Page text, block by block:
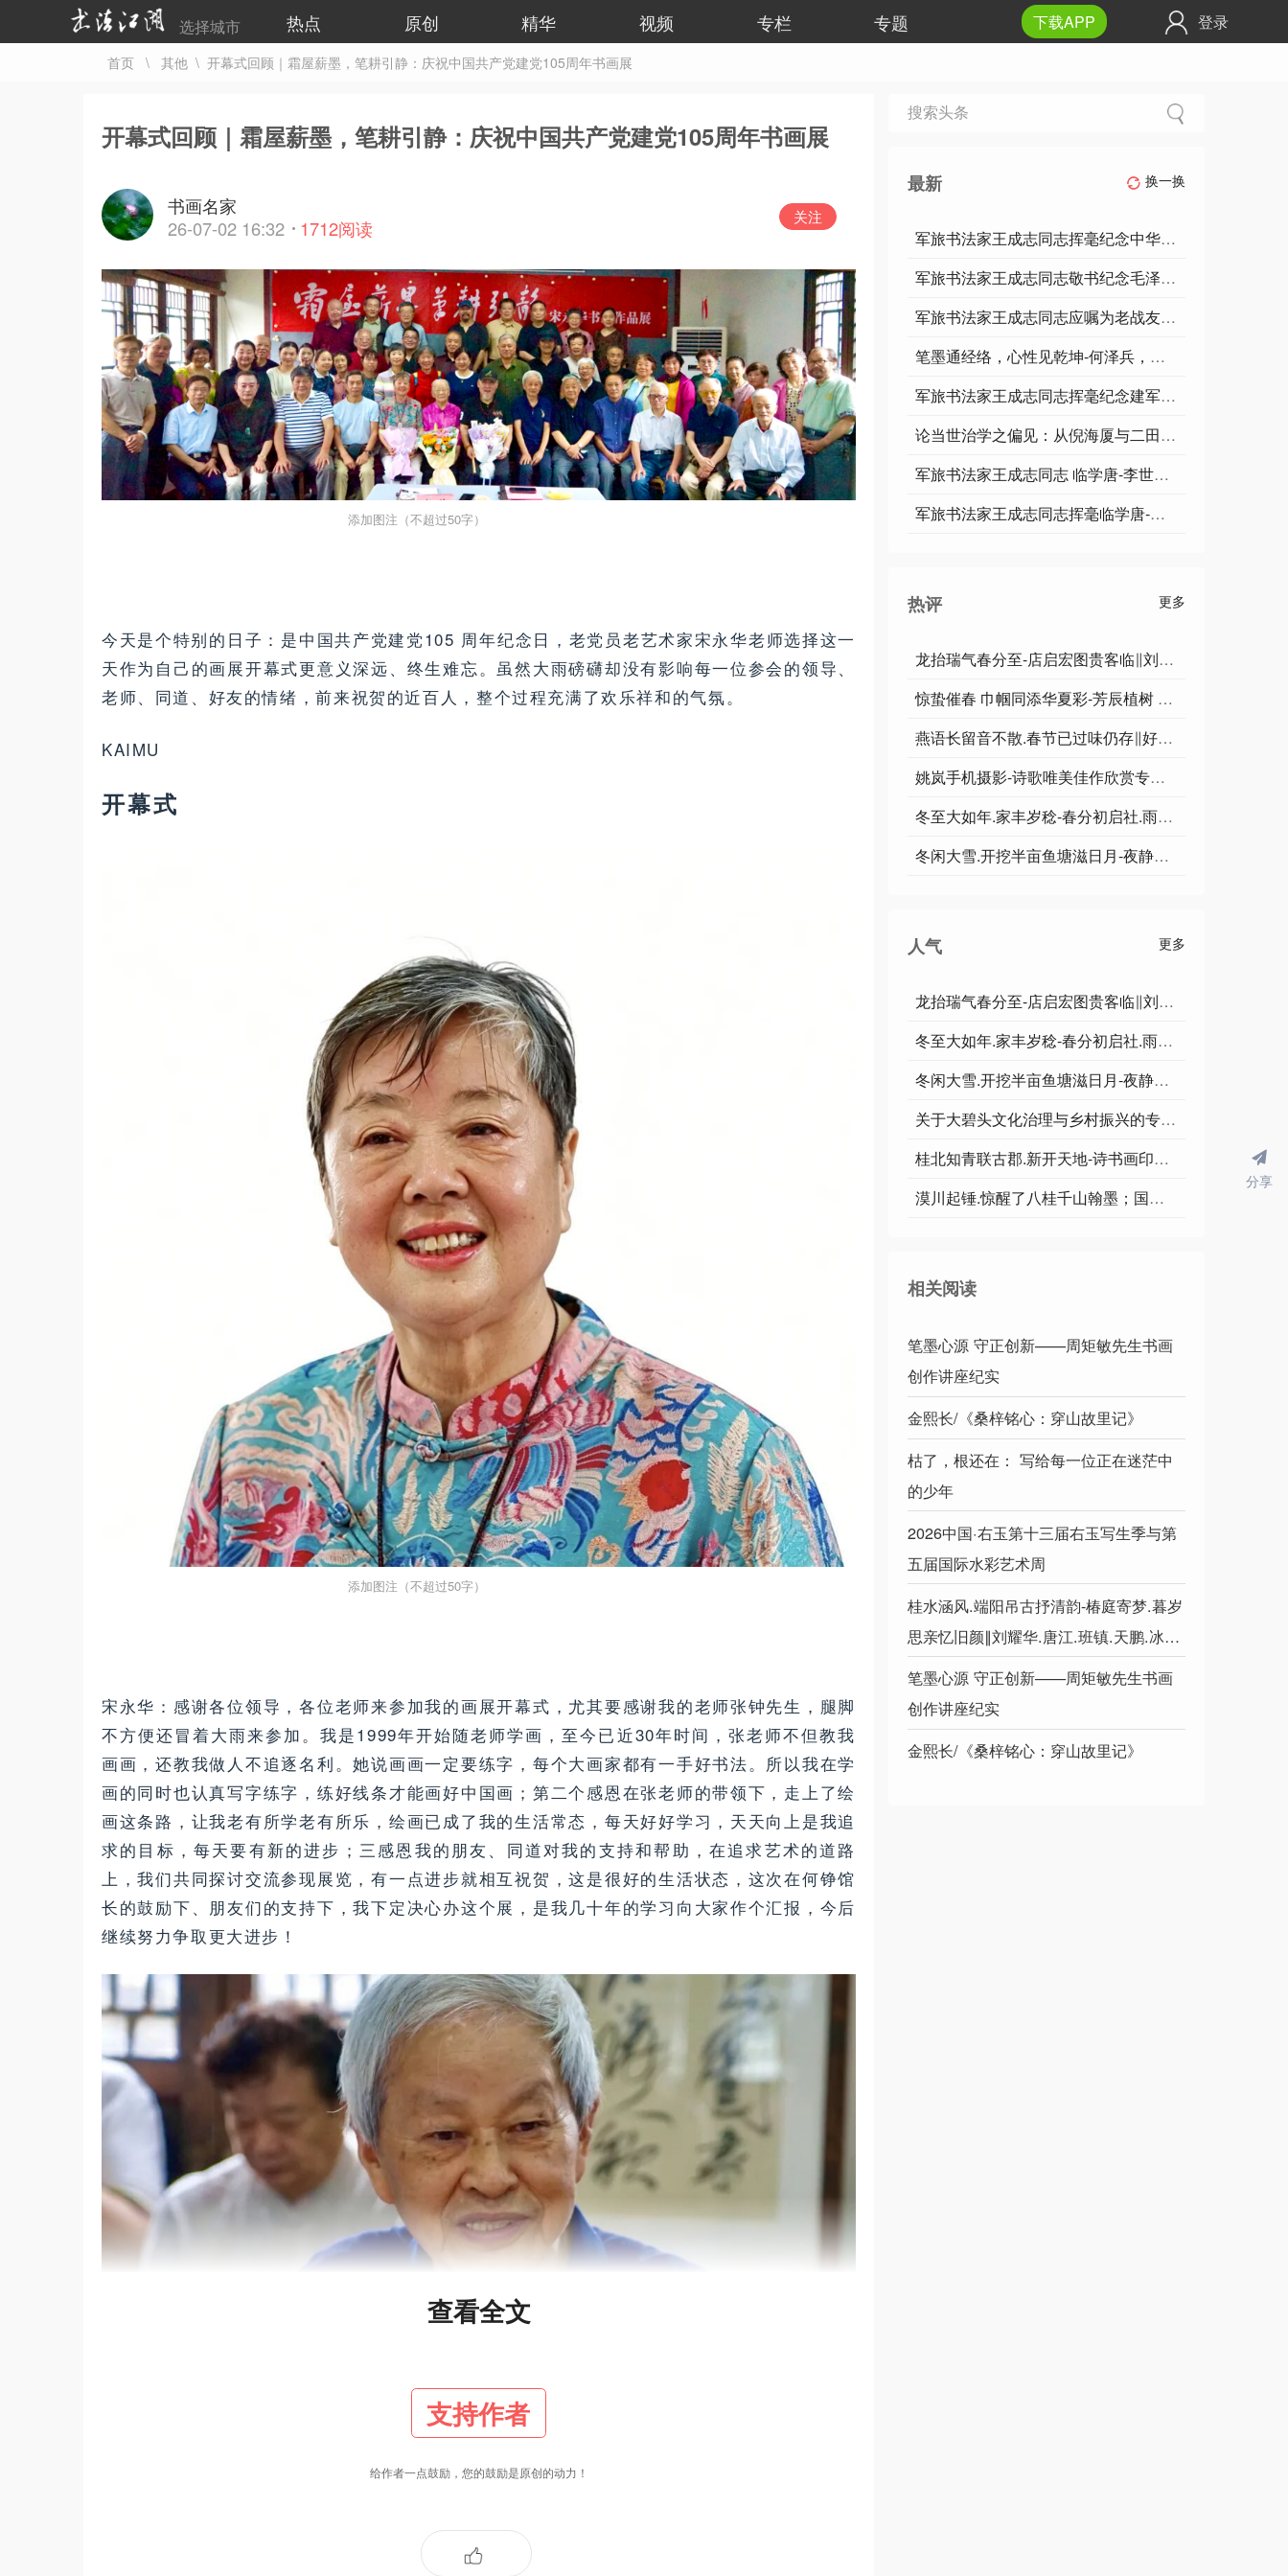
选择城市 登录
热点 原创 精华 视频 专栏 专题 下载APP
首页 \ 其他 \ 开幕式回顾｜霜屋薪墨，笔耕引静：庆祝中国共产党建党105周年书画展
开幕式回顾｜霜屋薪墨，笔耕引静：庆祝中国共产党建党105周年书画展
书画名家
26-07-02 16:32
1712阅读 关注
今天是个特别的日子：是中国共产党建党105 周年纪念日，老党员老艺术家宋永华老师选择这一
天作为自己的画展开幕式更意义深远、终生难忘。虽然大雨磅礴却没有影响每一位参会的领导、
老师、同道、好友的情绪，前来祝贺的近百人，整个过程充满了欢乐祥和的气氛。
KAIMU
开幕式
宋永华：感谢各位领导，各位老师来参加我的画展开幕式，尤其要感谢我的老师张钟先生，腿脚
不方便还冒着大雨来参加。我是1999年开始随老师学画，至今已近30年时间，张老师不但教我
画画，还教我做人不追逐名利。她说画画一定要练字，每个大画家都有一手好书法。所以我在学
画的同时也认真写字练字，练好线条才能画好中国画；第二个感恩在张老师的带领下，走上了绘
画这条路，让我老有所学老有所乐，绘画已成了我的生活常态，每天好好学习，天天向上是我追
求的目标，每天要有新的进步；三感恩我的朋友、同道对我的支持和帮助，在追求艺术的道路
上，我们共同探讨交流参现展览，有一点进步就相互祝贺，这是很好的生活状态，这次在何铮馆
长的鼓励下、朋友们的支持下，我下定决心办这个展，是我几十年的学习向大家作个汇报，今后
继续努力争取更大进步！
查看全文
支持作者
给作者一点鼓励，您的鼓励是原创的动力！
最新 换一换
军旅书法家王成志同志挥毫纪念中华民族传统二十四节气【立秋】 今日立秋节气。立秋是二十四节气中的第13个节气，也是秋季的第一个节气‌，通常在公历
军旅书法家王成志同志敬书纪念毛泽东《七律·读（封建论）呈郭老》创作53周年【原文】劝君少骂秦始皇，焚坑事件要商量。祖龙魂死业犹在，孔学名高实秕糠。
军旅书法家王成志同志应嘱为老战友题写中华复兴国家富强民族振兴人民幸福军魂等书法作品军魂寂寥帐下谁谈兵，漫拭龙泉怅秋风。东海惊涛南沙梦，打磨狂飙边山情
笔墨通经络，心性见乾坤-何泽兵，以东方美术重构身心康养体系
军旅书法家王成志同志挥毫纪念建军九十九周年强军先锋 军歌嘹亮不忘初心 历史警钟 铁血军魂 热爱祖国军魂人民军队忠于党人民利益高于天人民军队忠于党
论当世治学之偏见：从倪海厦与二田的舆论冤案说起
军旅书法家王成志同志 临学唐-李世民[七绝]【原文】唐宫俊秀威名传，贞观盛世帝位显。励精图治守最难，泽被后世万民赞。
军旅书法家王成志同志挥毫临学唐-李世民《赐萧瑀》 ❤️唐太宗李世民不仅是著名的政治家、军事家，还是一位书法家和诗人。唐太宗开创了著名的贞观之治，
热评 更多
龙抬瑞气春分至-店启宏图贵客临∥刘耀华.唐江.班镇.莫天华.李昇寿.冯继斌.刘兴华.文志清.胡广英.牛在坤等佳作欣赏∥桂林都市漓江诗书画社微刊∥书法江湖100期
惊蛰催春 巾帼同添华夏彩-芳辰植树 山河共展画图新∥刘耀华.唐江.唐绍辉.冯继斌.班镇.莫天华.刘兵.徐金耀.刘兴华.毛美凤.聂桂生.牛在坤.李昇寿等佳作欣赏
燕语长留音不散.春节已过味仍存∥好诗好词趣文笑话精品书画影作献给您∥桂林都市漓江诗书画社微刊.书法江湖98期
姚岚手机摄影-诗歌唯美佳作欣赏专辑∥中国桂林都市漓江诗书画社∥书法江湖第90期
冬至大如年.家丰岁稔-春分初启社.雨顺风调∥刘耀华.唐江.班镇.莫天华.冯继斌.徐金耀.刘兵.刘兴华.聂桂生.牛在坤.李学民.赵凤海等佳作欣赏∥书法江湖88期
冬闲大雪.开挖半亩鱼塘滋日月-夜静清心.创作三张汉隶绣春秋∥刘耀华.覃远通.韦运雪.唐江.冯继斌.李昇寿.班镇.天鹏.刘兴华.聂桂生.牛在坤等佳作欣赏
人气 更多
龙抬瑞气春分至-店启宏图贵客临∥刘耀华.唐江.班镇.莫天华.李昇寿.冯继斌.刘兴华.文志清.胡广英.牛在坤等佳作欣赏∥桂林都市漓江诗书画社微刊∥书法江湖100期
冬至大如年.家丰岁稔-春分初启社.雨顺风调∥刘耀华.唐江.班镇.莫天华.冯继斌.徐金耀.刘兵.刘兴华.聂桂生.牛在坤.李学民.赵凤海等佳作欣赏∥书法江湖88期
冬闲大雪.开挖半亩鱼塘滋日月-夜静清心.创作三张汉隶绣春秋∥刘耀华.覃远通.韦运雪.唐江.冯继斌.李昇寿.班镇.天鹏.刘兴华.聂桂生.牛在坤等佳作欣赏
关于大碧头文化治理与乡村振兴的专题论述∥刘耀华即席发言并投稿∥书法江湖81期
桂北知青联古郡.新开天地-诗书画印汇瑶章.尽见竹松∥刘耀华.唐江.冯继斌.莫天华.班镇.文志清.刘兴华.牛在坤等佳作欣赏∥书法江湖80期
漠川起锤.惊醒了八桂千山翰墨；国亮开道.喜酬得两江万币丹青∥乡村文化振兴新篇∥刘耀华.韦运雪.王波.唐江.冯继斌.莫天华.兴华.卢翠芬.牛在坤.李昇寿等佳作欣赏
相关阅读
笔墨心源 守正创新——周矩敏先生书画
创作讲座纪实
金熙长/《桑梓铭心：穿山故里记》
枯了，根还在： 写给每一位正在迷茫中
的少年
2026中国·右玉第十三届右玉写生季与第
五届国际水彩艺术周
桂水涵风.端阳吊古抒清韵-椿庭寄梦.暮岁
思亲忆旧颜∥刘耀华.唐江.班镇.天鹏.冰川.
陈飞鹏.胡广英.毛美凤.兴华.李昇寿.生哥.
兰生.陈小芬.黄志华.牛在坤…
笔墨心源 守正创新——周矩敏先生书画
创作讲座纪实
金熙长/《桑梓铭心：穿山故里记》
分享